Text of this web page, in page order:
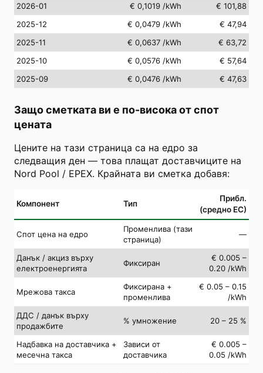
2026-01
€ 0,1019 /kWh
€ 101,88
2025-12
€ 0,0479 /kWh
€ 47,94
2025-11
€ 0,0637 /kWh
€ 63,72
2025-10
€ 0,0576 /kWh
€ 57,64
2025-09
€ 0,0476 /kWh € 47,63
Защо сметката ви е по-висока от спот
цената
Цените на тази страница са на едро за
следващия ден — това плащат доставчиците на
Nord Pool / EPEX. Крайната ви сметка добавя:
Компонент Тип
Прибл.
(средно ЕС)
Спот цена на едро
Променлива (тази
страница)
—
Данък / акциз върху
електроенергията
Фиксиран
€ 0.005 –
0.20 /kWh
Мрежова такса
Фиксирана +
променлива
€ 0.05 – 0.15
/kWh
ДДС / данък върху
продажбите
% умножение 20 – 25 %
Надбавка на доставчика +
месечна такса
Зависи от
доставчика
€ 0.005 –
0.05 /kWh